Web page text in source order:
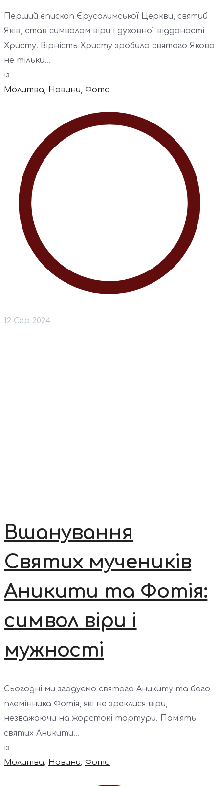
Перший єпископ Єрусалимської Церкви, святий
Яків, став символом віри і духовної відданості
Христу. Вірність Христу зробила святого Якова
не тільки...
із
Молитва, Новини, Фото
12 Сер 2024
Вшанування
Святих мучеників
Аникити та Фотія:
символ віри і
мужності
Сьогодні ми згадуємо святого Аникиту та його
племінника Фотія, які не зреклися віри,
незважаючи на жорстокі тортури. Пам’ять
святих Аникити...
із
Молитва
Новини Фото